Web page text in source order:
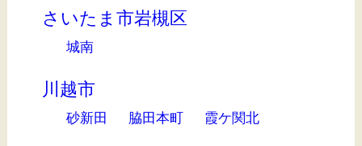
さいたま市岩槻区
城南
川越市
砂新田 脇田本町 霞ケ関北